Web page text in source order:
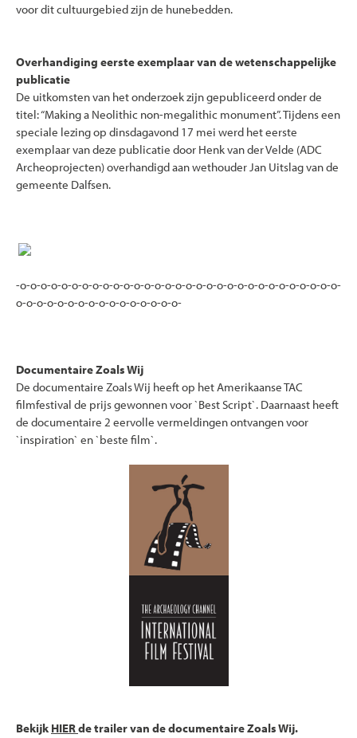
voor dit cultuurgebied zijn de hunebedden.
Overhandiging eerste exemplaar van de wetenschappelijke
publicatie
De uitkomsten van het onderzoek zijn gepubliceerd onder de
titel: “Making a Neolithic non-megalithic monument”. Tijdens een
speciale lezing op dinsdagavond 17 mei werd het eerste
exemplaar van deze publicatie door Henk van der Velde (ADC
Archeoprojecten) overhandigd aan wethouder Jan Uitslag van de
gemeente Dalfsen.
-o-o-o-o-o-o-o-o-o-o-o-o-o-o-o-o-o-o-o-o-o-o-o-o-o-o-o-o-o-o-o-
o-o-o-o-o-o-o-o-o-o-o-o-o-o-o-o-
Documentaire Zoals Wij
De documentaire Zoals Wij heeft op het Amerikaanse TAC
filmfestival de prijs gewonnen voor `Best Script`. Daarnaast heeft
de documentaire 2 eervolle vermeldingen ontvangen voor
`inspiration` en `beste film`.
Bekijk HIERde trailer van de documentaire Zoals Wij.